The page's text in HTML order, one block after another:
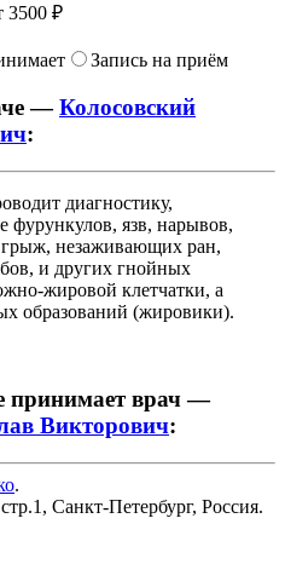
3500 ₽
Запись на приём
—Колосовский
:
диагностику,
фурункулов, язв, нарывов,
незаживающих ран,
и других гнойных
жировой клетчатки, а
образований (жировики).
принимает врач —
Викторович:
.
, Санкт-Петербург, Россия.